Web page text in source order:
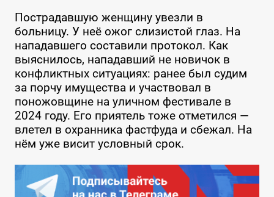
Пострадавшую женщину увезли в
больницу. У неё ожог слизистой глаз. На
нападавшего составили протокол. Как
выяснилось, нападавший не новичок в
конфликтных ситуациях: ранее был судим
за порчу имущества и участвовал в
поножовщине на уличном фестивале в
2024 году. Его приятель тоже отметился —
влетел в охранника фастфуда и сбежал. На
нём уже висит условный срок.